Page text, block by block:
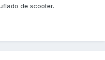
de scooter.